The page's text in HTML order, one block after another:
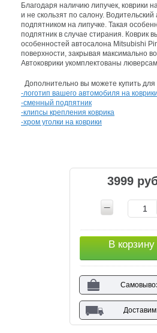
Благодаря наличию липучек, коврики
и не скользят по салону.
подпятником на липучке. Такая
подпятник в случае стирания. Коврик
особенностей автосалона Mitsubishi
поверхности, закрывая максимально
Автоковрики укомплектованы
Дополнительно вы можете купить для
-логотип вашего автомобиля на коврики
-сменный подпятник
-клипсы крепления коврика
-хром уголки на коврики
3999
В корзину